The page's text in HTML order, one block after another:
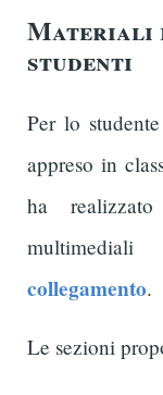
Materiali
studenti
Per lo
appreso in
ha
collegamento.
Le sezioni